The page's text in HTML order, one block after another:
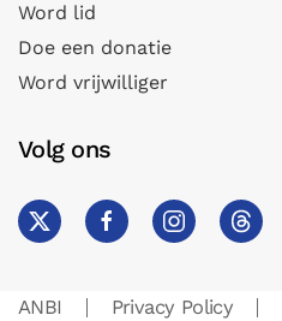
Word lid
Doe een donatie
Word vrijwilliger
Volg ons
ANBI Privacy Policy